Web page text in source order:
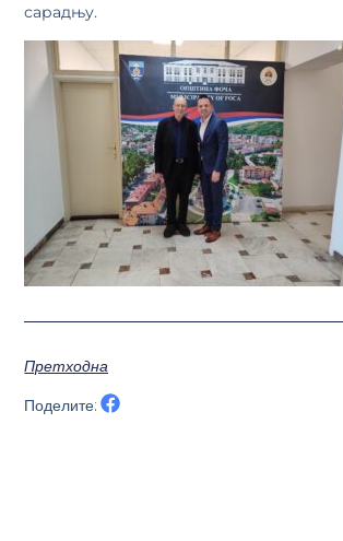
сарадњу.
Претходна
Поделите: